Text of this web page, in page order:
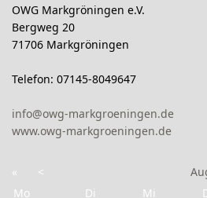
OWG Markgröningen e.V.
Bergweg 20
71706 Markgröningen
Telefon: 07145-8049647
info@owg-markgroeningen.de
www.owg-markgroeningen.de
« <
Mo
Di Mi